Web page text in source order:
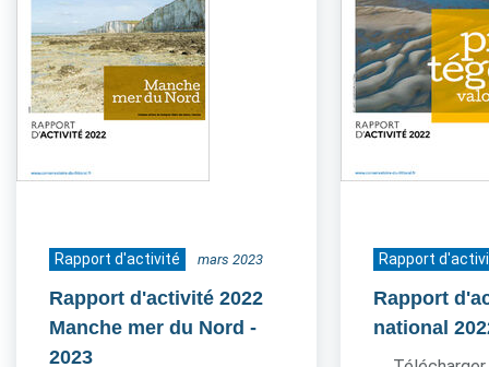
Rapport d'activité mars 2023
Rapport d'activité 2022
Manche mer du Nord -
2023
Rapport
Rapport
national